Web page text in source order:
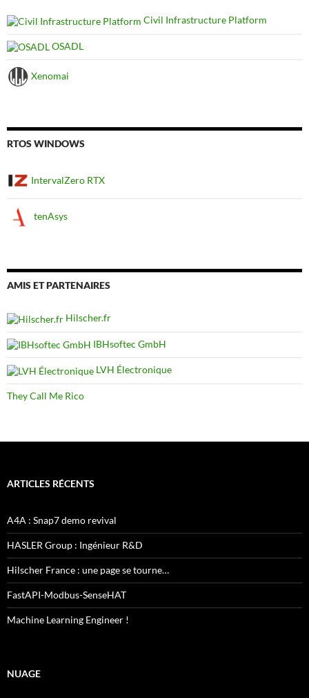
Civil Infrastructure Platform
OSADL
Xenomai
RTOS WINDOWS
IntervalZero RTX
tenAsys
AMIS ET PARTENAIRES
Hilscher.fr
IBHsoftec GmbH
LVH Électronique
They Call Me Rico
ARTICLES RÉCENTS
A4A : Snap7 demo revival
HASLER Group : Ingénieur R&D
Hilscher France : une page se tourne…
FastAPI-Modbus-SenseHAT
Machine Learning Engineer !
NUAGE